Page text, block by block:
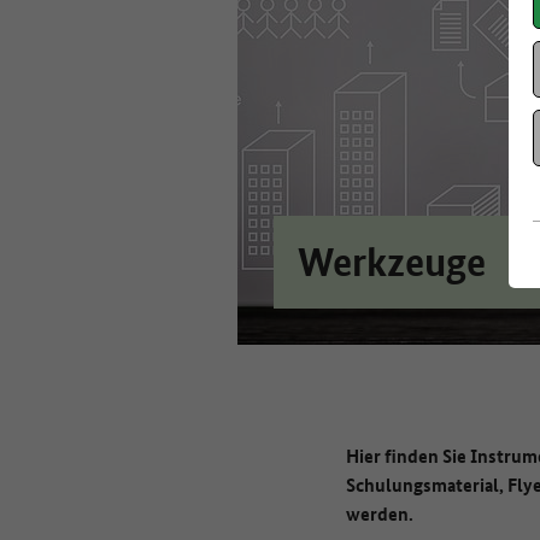
Werkzeuge
Hier finden Sie
Schulungsmaterial,
werden.